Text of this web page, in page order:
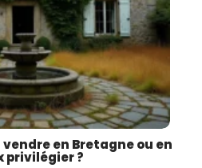
en Bretagne ou en
privilégier ?